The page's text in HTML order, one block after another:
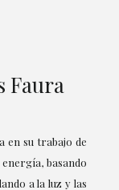
Faura
en su trabajo de
basando
a la luz y las